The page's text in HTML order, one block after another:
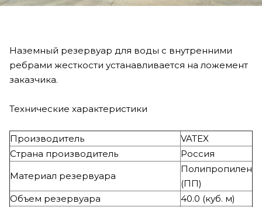
Наземный резервуар для воды с внутренними
ребрами жесткости устанавливается на ложемент
заказчика.
Технические характеристики
Производитель
VATEX
Страна производитель
Россия
Материал резервуара
Полипропилен
(ПП)
Объем резервуара
40.0 (куб. м)